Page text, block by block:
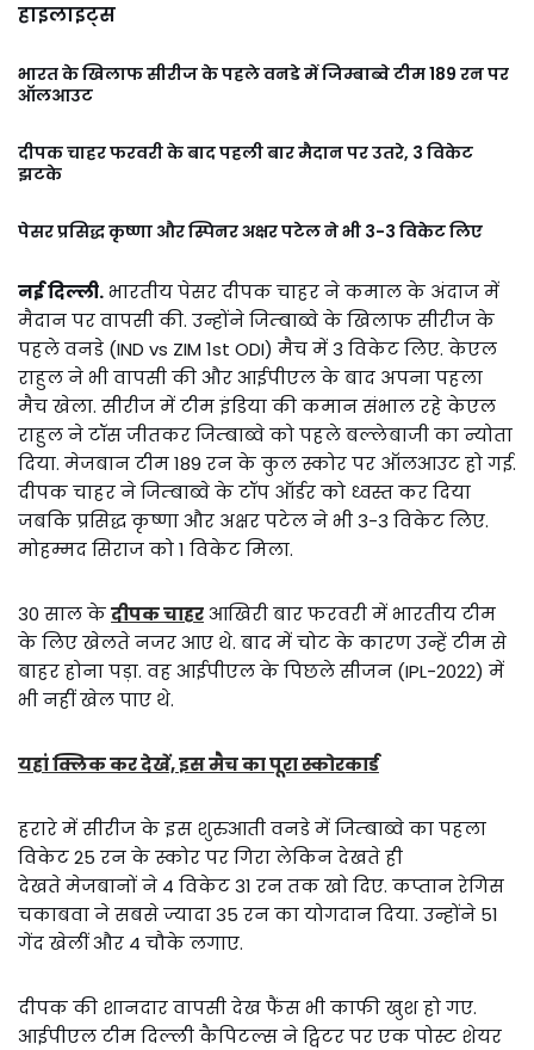
हाइलाइट्स
भारत के खिलाफ सीरीज के पहले वनडे में जिम्बाब्वे टीम 189 रन पर
ऑलआउट
दीपक चाहर फरवरी के बाद पहली बार मैदान पर उतरे, 3 विकेट
झटके
पेसर प्रसिद्ध कृष्णा और स्पिनर अक्षर पटेल ने भी 3-3 विकेट लिए
नई दिल्ली.भारतीय पेसर दीपक चाहर ने कमाल के अंदाज में
मैदान पर वापसी की. उन्होंने जिम्बाब्वे के खिलाफ सीरीज के
पहले वनडे (IND vs ZIM 1st ODI) मैच में 3 विकेट लिए. केएल
राहुल ने भी वापसी की और आईपीएल के बाद अपना पहला
मैच खेला. सीरीज में टीम इंडिया की कमान संभाल रहे केएल
राहुल ने टॉस जीतकर जिम्बाब्वे को पहले बल्लेबाजी का न्योता
दिया. मेजबान टीम 189 रन के कुल स्कोर पर ऑलआउट हो गई.
दीपक चाहर ने जिम्बाब्वे के टॉप ऑर्डर को ध्वस्त कर दिया
जबकि प्रसिद्ध कृष्णा और अक्षर पटेल ने भी 3-3 विकेट लिए.
मोहम्मद सिराज को 1 विकेट मिला.
30 साल केदीपक चाहरआखिरी बार फरवरी में भारतीय टीम
के लिए खेलते नजर आए थे. बाद में चोट के कारण उन्हें टीम से
बाहर होना पड़ा. वह आईपीएल के पिछले सीजन (IPL-2022) में
भी नहीं खेल पाए थे.
यहां क्लिक कर देखें, इस मैच का पूरा स्कोरकार्ड
हरारे में सीरीज के इस शुरुआती वनडे में जिम्बाब्वे का पहला
विकेट 25 रन के स्कोर पर गिरा लेकिन देखते ही
देखते मेजबानों ने 4 विकेट 31 रन तक खो दिए. कप्तान रेगिस
चकाबवा ने सबसे ज्यादा 35 रन का योगदान दिया. उन्होंने 51
गेंद खेलीं और 4 चौके लगाए.
दीपक की शानदार वापसी देख फैंस भी काफी खुश हो गए.
आईपीएल टीम दिल्ली कैपिटल्स ने ट्विटर पर एक पोस्ट शेयर